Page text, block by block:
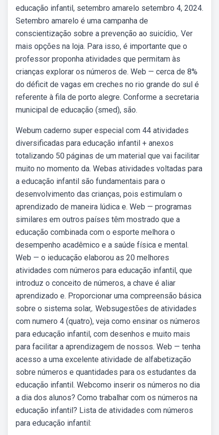
educação infantil, setembro amarelo setembro 4, 2024.
Setembro amarelo é uma campanha de
conscientização sobre a prevenção ao suicídio,. Ver
mais opções na loja. Para isso, é importante que o
professor proponha atividades que permitam às
crianças explorar os números de. Web — cerca de 8%
do déficit de vagas em creches no rio grande do sul é
referente à fila de porto alegre. Conforme a secretaria
municipal de educação (smed), são.
Webum caderno super especial com 44 atividades
diversificadas para educação infantil + anexos
totalizando 50 páginas de um material que vai facilitar
muito no momento da. Webas atividades voltadas para
a educação infantil são fundamentais para o
desenvolvimento das crianças, pois estimulam o
aprendizado de maneira lúdica e. Web — programas
similares em outros países têm mostrado que a
educação combinada com o esporte melhora o
desempenho acadêmico e a saúde física e mental.
Web — o ieducação elaborou as 20 melhores
atividades com números para educação infantil, que
introduz o conceito de números, a chave é aliar
aprendizado e. Proporcionar uma compreensão básica
sobre o sistema solar,. Websugestões de atividades
com numero 4 (quatro), veja como ensinar os números
para educação infantil, com desenhos e muito mais
para facilitar a aprendizagem de nossos. Web — tenha
acesso a uma excelente atividade de alfabetização
sobre números e quantidades para os estudantes da
educação infantil. Webcomo inserir os números no dia
a dia dos alunos? Como trabalhar com os números na
educação infantil? Lista de atividades com números
para educação infantil: